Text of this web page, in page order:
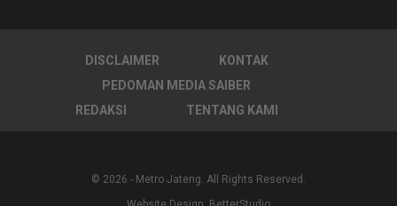
DISCLAIMER
KONTAK
PEDOMAN MEDIA SAIBER
REDAKSI
TENTANG KAMI
© 2026 - Metro Jateng. All Rights Reserved.